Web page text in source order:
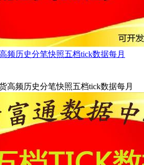
频历史分笔快照五档tick数据每月